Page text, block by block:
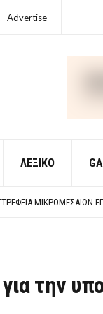
Advertise
ΛΕΞΙΚΌ
ΜΙΚΡΟΜΕΣΑΊΩΝ
ΕΡΩΤΉΣΕΙΣ ΑΠΑΝΤΉΣΕΙΣ
την